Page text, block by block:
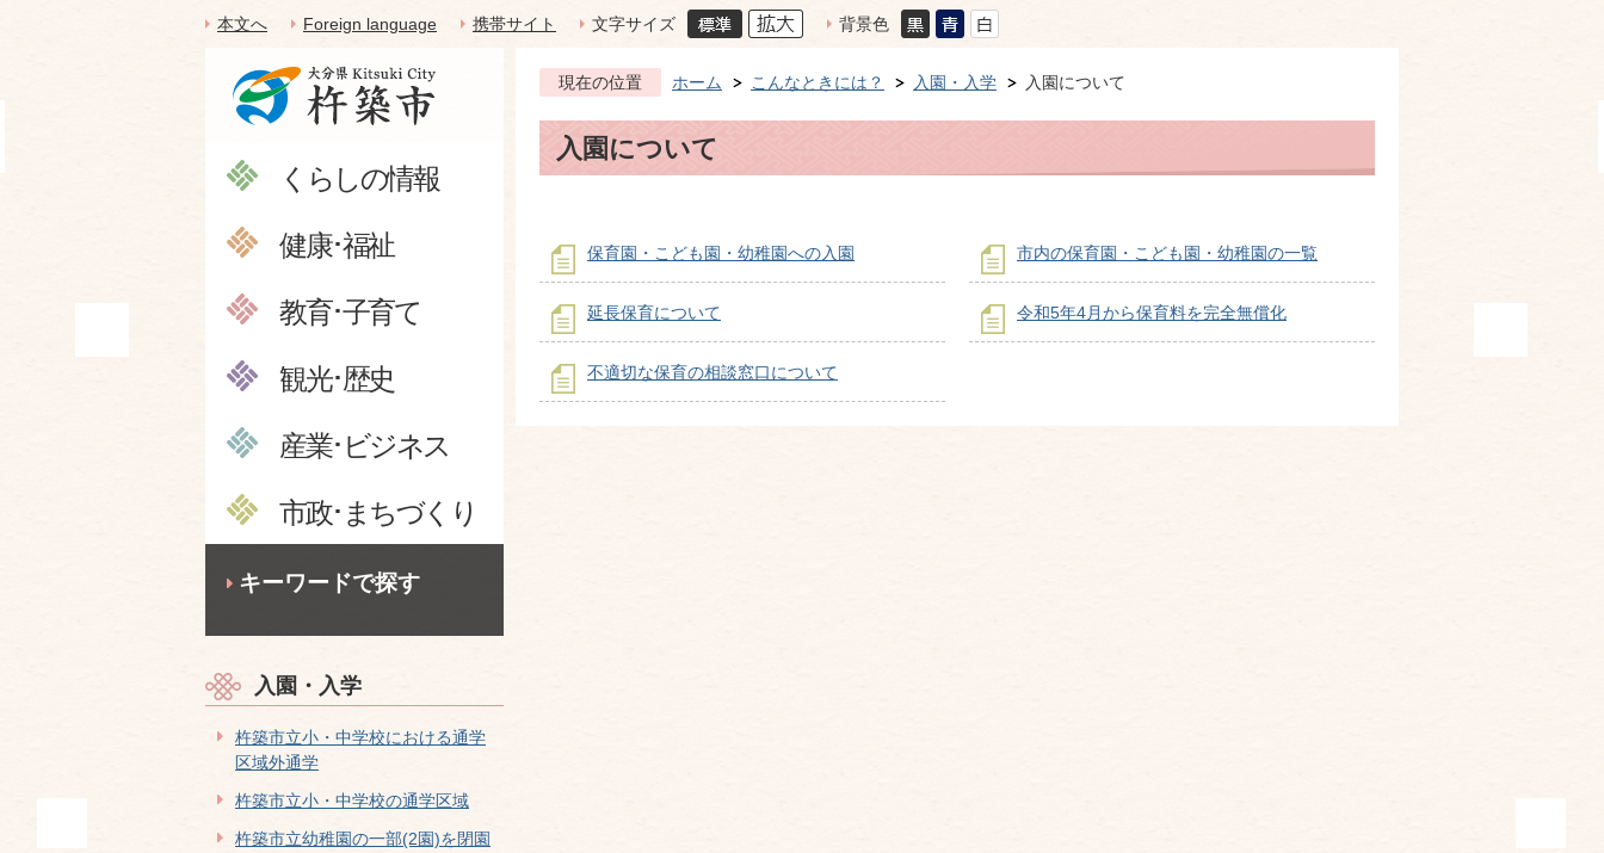
本文へ Foreign language 携帯サイト 文字サイズ 背景色
くらしの情報
健康･福祉
教育･子育て
観光･歴史
産業･ビジネス
市政･まちづくり
キーワードで探す
入園・入学
杵築市立小・中学校における通学
区域外通学
杵築市立小・中学校の通学区域
杵築市立幼稚園の一部(2園)を閉園
現在の位置 ホーム こんなときには？ 入園・入学 入園について
入園について
保育園・こども園・幼稚園への入園 市内の保育園・こども園・幼稚園の一覧
延長保育について 令和5年4月から保育料を完全無償化
不適切な保育の相談窓口について